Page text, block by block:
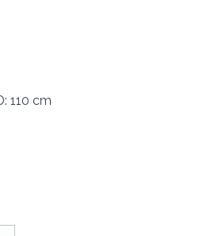
110 cm